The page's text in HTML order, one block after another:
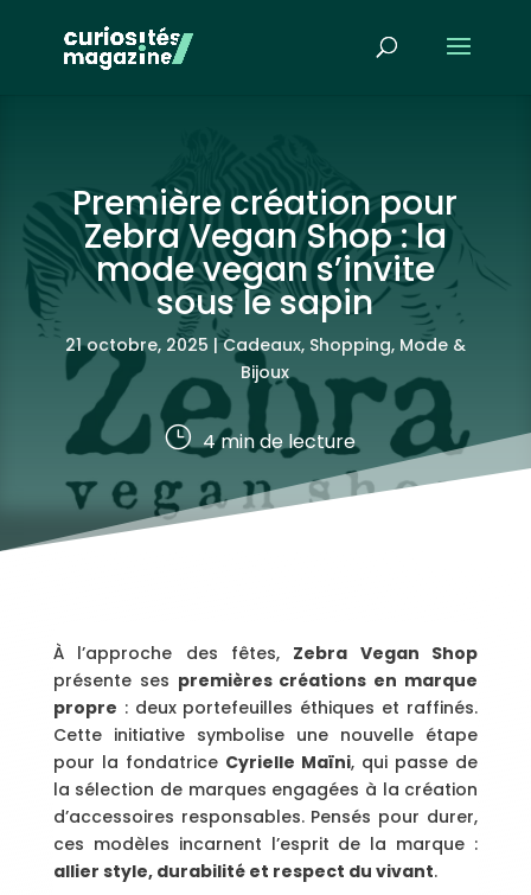
Première création pour
Zebra Vegan Shop : la
mode vegan s’invite
sous le sapin
21 octobre, 2025 |Cadeaux, Shopping, Mode &
Bijoux
} 4min de lecture
À l’approche des fêtes, Zebra Vegan Shop
présente ses premières créations en marque
propre : deux portefeuilles éthiques et raffinés.
Cette initiative symbolise une nouvelle étape
pour la fondatrice Cyrielle Maïni, qui passe de
la sélection de marques engagées à la création
d’accessoires responsables. Pensés pour durer,
ces modèles incarnent l’esprit de la marque :
allier style, durabilité et respect du vivant.